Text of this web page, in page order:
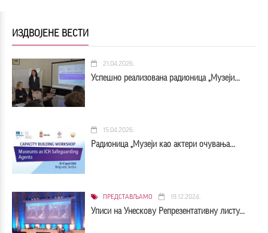
ИЗДВОЈЕНЕ ВЕСТИ
21.04.2026.
Успешно реализована радионица „Музеји...
15.04.2026.
Радионица „Музеји као актери очувања...
ПРЕДСТАВЉАМО 19.12.2024.
Уписи на Унескову Репрезентативну листу...